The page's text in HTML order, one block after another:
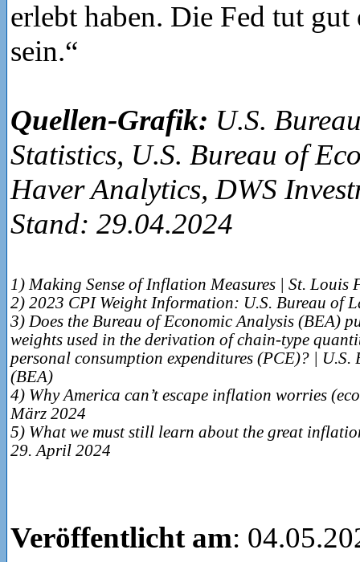
erlebt haben. Die Fed tut
sein.“
Quellen-Grafik: U.S.
Statistics, U.S. Bureau of
Haver Analytics, DWS
Stand: 29.04.2024
1) Making Sense of Inflation Measures | St. Louis
2) 2023 CPI Weight Information: U.S. Bureau of
3) Does the Bureau of Economic Analysis (BEA)
weights used in the derivation of chain-type
personal consumption expenditures (PCE)? | U.S.
(BEA)
4) Why America can’t escape inflation worries
März 2024
5) What we must still learn about the great
29. April 2024
Veröffentlicht am: